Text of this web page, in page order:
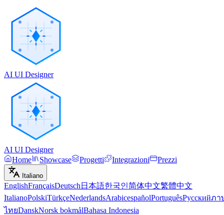
AI UI Designer
AI UI Designer
Home
Showcase Progetti Integrazioni Prezzi
Italiano
EnglishFrançaisDeutsch 日本語한국인简体中文繁體中文
ItalianoPolskiTürkçeNederlandsArabicespañolPortuguêsРусскийภา
ไทยDanskNorsk bokmålBahasa Indonesia